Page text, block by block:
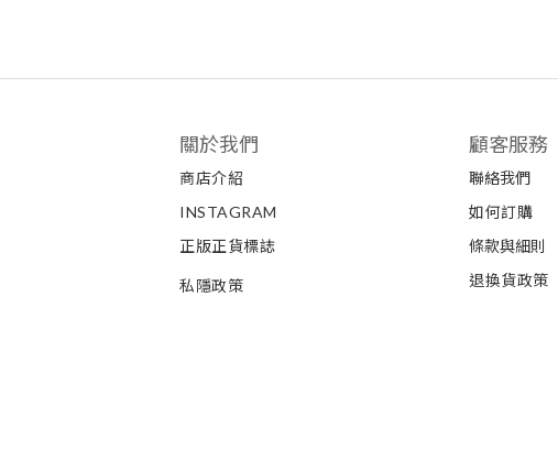
關於我們
商店介紹
INSTAGRAM
正版正貨標誌
私隱政策
顧客服務
聯絡我們
如何訂購
條款與細則
退換貨政策